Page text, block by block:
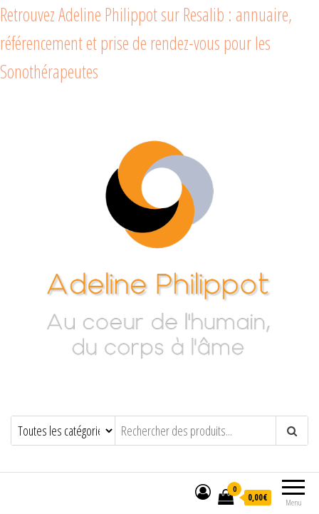
Retrouvez Adeline Philippot sur Resalib : annuaire,
référencement et prise de rendez-vous pour les
Sonothérapeutes
Adeline Philippot Au cœur de l'humain, du corps à l'âme
Menu
0
0,00€